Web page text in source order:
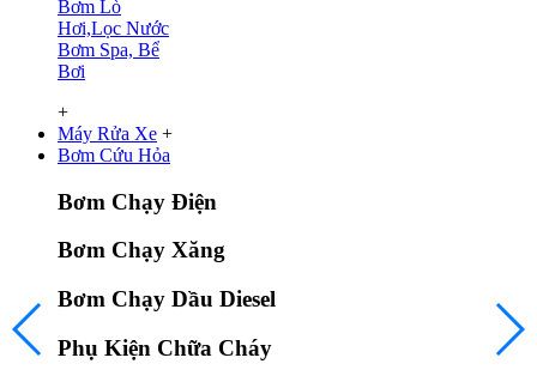
Bơm Lò
Hơi,Lọc Nước
Bơm Spa, Bể
Bơi
+
Máy Rửa Xe +
Bơm Cứu Hỏa
Bơm Chạy Điện
Bơm Chạy Xăng
Bơm Chạy Dầu Diesel
Phụ Kiện Chữa Cháy